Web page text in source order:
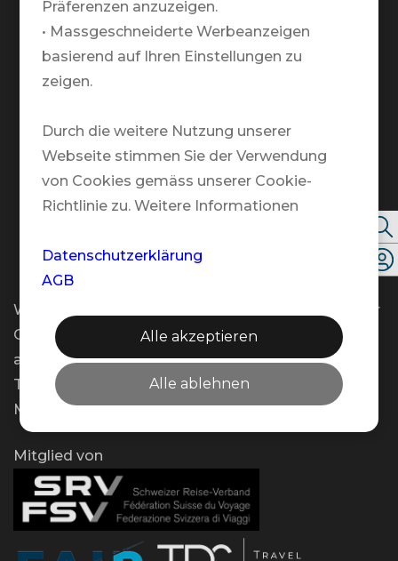
Medien
Rund um Deine Reise
Nachhaltigkeit
Kontakt
Folgen Sie uns
Wir bieten Ihnen flexible Beratungstermine an – vor
Ort, telefonisch oder per Video – und das gerne
auch ausserhalb unserer regulären Öffnungszeiten.
Teilen Sie uns Ihren Wunschtermin einfach per E-
Mail mit!
Mitglied von
Präferenzen anzuzeigen.
• Massgeschneiderte Werbeanzeigen
basierend auf Ihren Einstellungen zu
zeigen.
Durch die weitere Nutzung unserer
Webseite stimmen Sie der Verwendung
von Cookies gemäss unserer Cookie-
Richtlinie zu. Weitere Informationen
Datenschutzerklärung
AGB
Alle akzeptieren
Alle ablehnen